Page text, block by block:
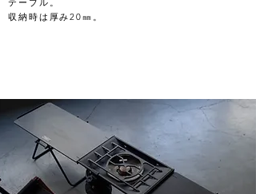
テーブル。
収納時は厚み20㎜。